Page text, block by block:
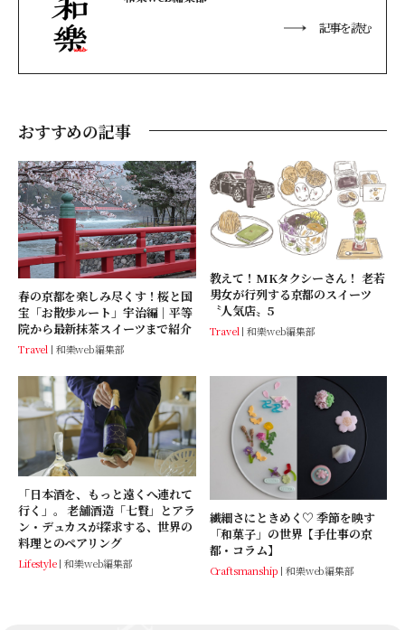
記事を読む
おすすめの記事
春の京都を楽しみ尽くす！桜と国
宝「お散歩ルート」宇治編｜平等
院から最新抹茶スイーツまで紹介
Travel 和樂web編集部
教えて！MKタクシーさん！ 老若
男女が行列する京都のスイーツ
〝人気店〟5
Travel 和樂web編集部
「日本酒を、もっと遠くへ連れて
行く」。 老舗酒造「七賢」とアラ
ン・デュカスが探求する、世界の
料理とのペアリング
Lifestyle 和樂web編集部
繊細さにときめく♡ 季節を映す
「和菓子」の世界【手仕事の京
都・コラム】
Craftsmanship 和樂web編集部